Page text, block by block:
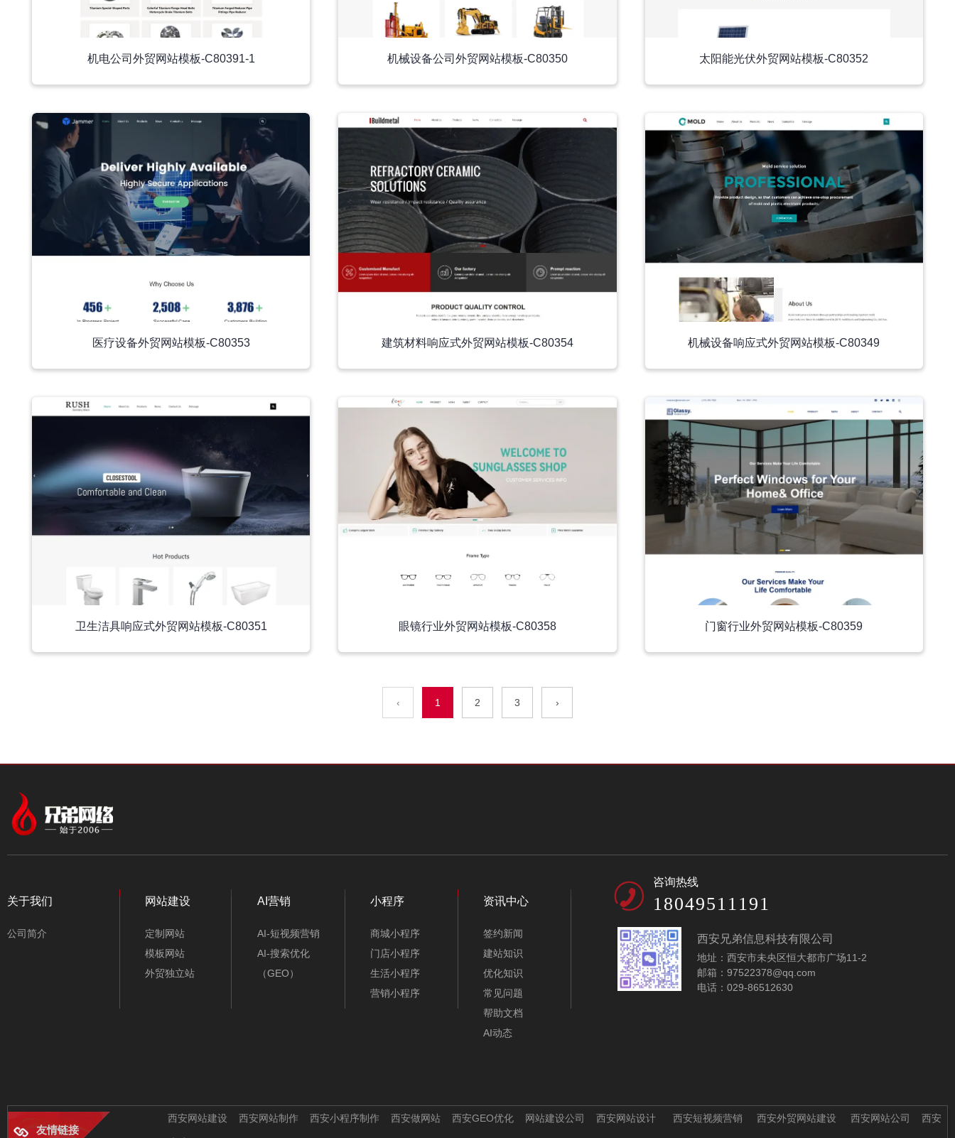
机电公司外贸网站模板-C80391-1 机械设备公司外贸网站模板-C80350 太阳能光伏外贸网站模板-C80352
医疗设备外贸网站模板-C80353 建筑材料响应式外贸网站模板-C80354 机械设备响应式外贸网站模板-C80349
卫生洁具响应式外贸网站模板-C80351 眼镜行业外贸网站模板-C80358 门窗行业外贸网站模板-C80359
‹ 1 2 3 ›
中文模板
外贸模板
颜色
板-A10318-1
贸网站模板-C80413-
贸网站模板-C80358-
1
生物医药外贸网站模
关于我们
公司简介
网站建设
定制网站
模板网站
外贸独立站
AI营销
AI-短视频营销
AI-搜索优化
（GEO）
小程序
商城小程序
门店小程序
生活小程序
营销小程序
资讯中心
签约新闻
建站知识
优化知识
常见问题
帮助文档
AI动态
咨询热线
18049511191
西安兄弟信息科技有限公司
地址：西安市未央区恒大都市广场11-2
邮箱：97522378@qq.com
电话：029-86512630
友情链接
西安网站建设 西安网站制作 西安小程序制作 西安做网站 西安GEO优化 网站建设公司 西安网站设计 西安短视频营销 西安外贸网站建设 西安网站公司 西安